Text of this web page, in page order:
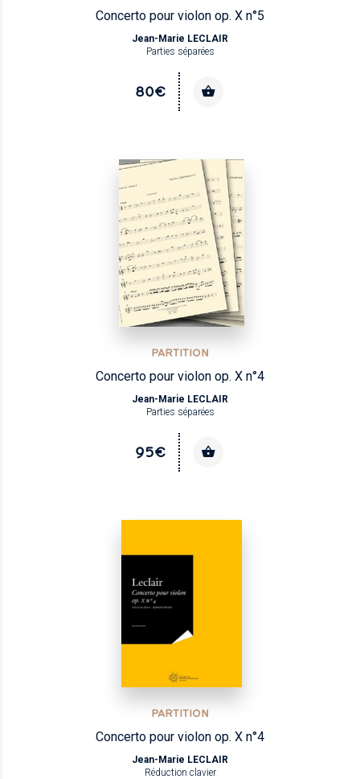
Concerto pour violon op. X n°5
Jean-Marie LECLAIR
Parties séparées
80€
PARTITION
Concerto pour violon op. X n°4
Jean-Marie LECLAIR
Parties séparées
95€
PARTITION
Concerto pour violon op. X n°4
Jean-Marie LECLAIR
Réduction clavier